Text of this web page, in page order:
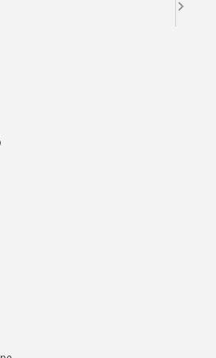
Absatz neuer Wärmeerzeuger deutlich